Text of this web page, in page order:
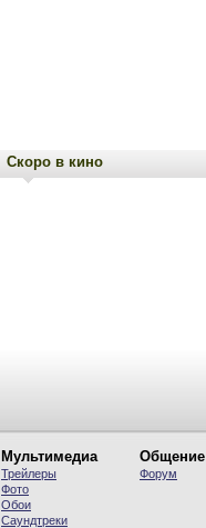
Скоро в кино
Мультимедиа
Трейлеры
Фото
Обои
Саундтреки
Общение
Форум